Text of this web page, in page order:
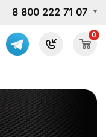
8 800 222 71 07
0